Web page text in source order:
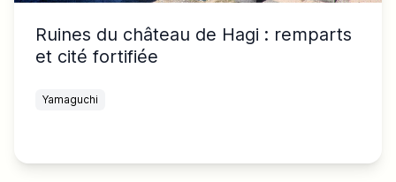
Ruines du château de Hagi : remparts
et cité fortifiée
Yamaguchi